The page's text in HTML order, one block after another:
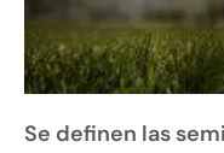
Se definen las